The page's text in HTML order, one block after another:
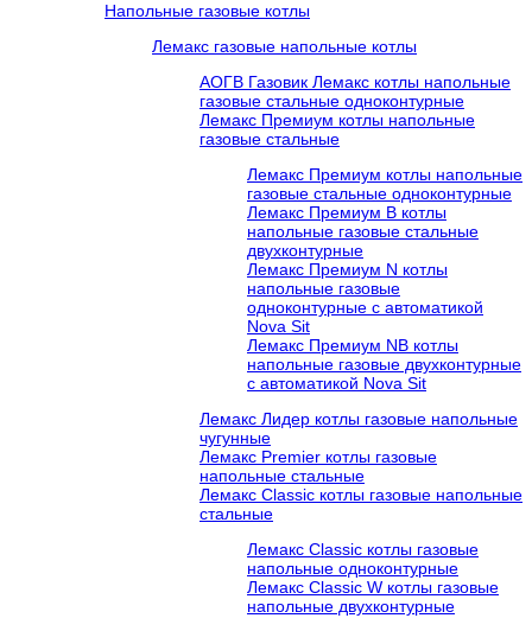
Напольные газовые котлы
Лемакс газовые напольные котлы
АОГВ Газовик Лемакс котлы напольные
газовые стальные одноконтурные
Лемакс Премиум котлы напольные
газовые стальные
Лемакс Премиум котлы напольные
газовые стальные одноконтурные
Лемакс Премиум B котлы
напольные газовые стальные
двухконтурные
Лемакс Премиум N котлы
напольные газовые
одноконтурные c автоматикой
Nova Sit
Лемакс Премиум NB котлы
напольные газовые двухконтурные
c автоматикой Nova Sit
Лемакс Лидер котлы газовые напольные
чугунные
Лемакс Premier котлы газовые
напольные стальные
Лемакс Classic котлы газовые напольные
стальные
Лемакс Classic котлы газовые
напольные одноконтурные
Лемакс Classic W котлы газовые
напольные двухконтурные